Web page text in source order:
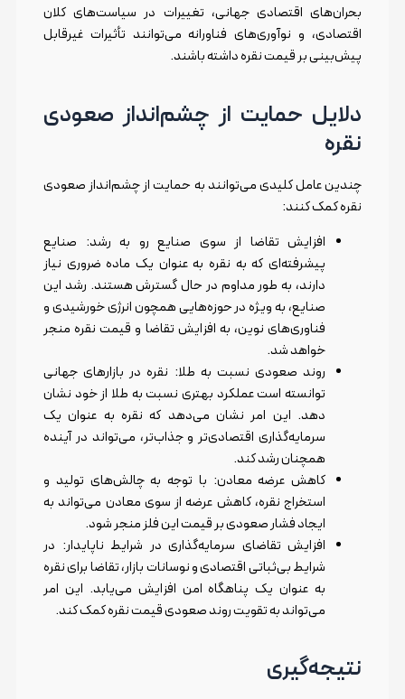
بحران‌های اقتصادی جهانی، تغییرات در سیاست‌های کلان
اقتصادی، و نوآوری‌های فناورانه می‌توانند تأثیرات غیرقابل
پیش‌بینی بر قیمت نقره داشته باشند.
دلایل حمایت از چشم‌انداز صعودی
نقره
چندین عامل کلیدی می‌توانند به حمایت از چشم‌انداز صعودی
نقره کمک کنند:
افزایش تقاضا از سوی صنایع رو به رشد: صنایع
پیشرفته‌ای که به نقره به عنوان یک ماده ضروری نیاز
دارند، به طور مداوم در حال گسترش هستند. رشد این
صنایع، به ویژه در حوزه‌هایی همچون انرژی خورشیدی و
فناوری‌های نوین، به افزایش تقاضا و قیمت نقره منجر
خواهد شد.
روند صعودی نسبت به طلا: نقره در بازارهای جهانی
توانسته است عملکرد بهتری نسبت به طلا از خود نشان
دهد. این امر نشان می‌دهد که نقره به عنوان یک
سرمایه‌گذاری اقتصادی‌تر و جذاب‌تر، می‌تواند در آینده
همچنان رشد کند.
کاهش عرضه معادن: با توجه به چالش‌های تولید و
استخراج نقره، کاهش عرضه از سوی معادن می‌تواند به
ایجاد فشار صعودی بر قیمت این فلز منجر شود.
افزایش تقاضای سرمایه‌گذاری در شرایط ناپایدار: در
شرایط بی‌ثباتی اقتصادی و نوسانات بازار، تقاضا برای نقره
به عنوان یک پناهگاه امن افزایش می‌یابد. این امر
می‌تواند به تقویت روند صعودی قیمت نقره کمک کند.
نتیجه‌گیری